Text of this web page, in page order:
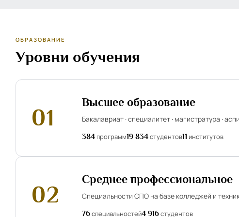
ОБРАЗОВАНИЕ
Уровни обучения
01
Высшее образование
Бакалавриат · специалитет · магистратура ·
384 программ19 834студентов11 институтов
02
Среднее профессиональное
Специальности СПО на базе колледжей и
76специальностей4 916студентов